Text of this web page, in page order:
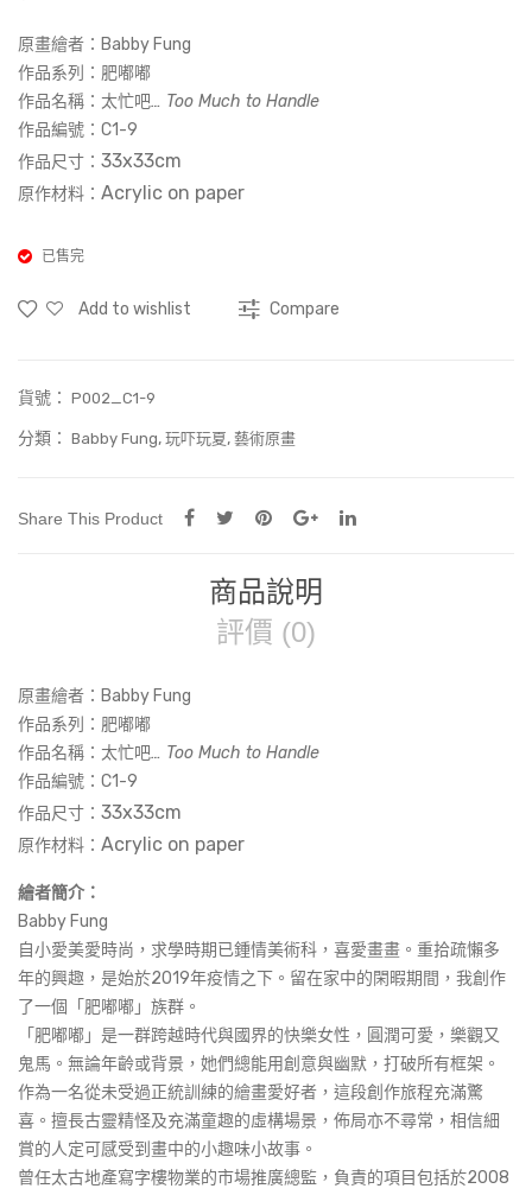
原畫繪者：Babby Fung
作品系列：肥嘟嘟
作品名稱： 太忙吧… Too Much to Handle
作品編號： C1-9
作品尺寸： 33x33cm
原作材料： Acrylic on paper
已售完
Add to wishlist Compare
貨號： P002_C1-9
分類： Babby Fung, 玩吓玩夏, 藝術原畫
Share This Product
商品說明
評價 (0)
原畫繪者：Babby Fung
作品系列：肥嘟嘟
作品名稱： 太忙吧… Too Much to Handle
作品編號： C1-9
作品尺寸： 33x33cm
原作材料： Acrylic on paper
繪者簡介：
Babby Fung
自小愛美愛時尚，求學時期已鍾情美術科，喜愛畫畫。重拾疏懶多
年的興趣，是始於2019年疫情之下。留在家中的閑暇期間，我創作
了一個「肥嘟嘟」族群。
「肥嘟嘟」是一群跨越時代與國界的快樂女性，圓潤可愛，樂觀又
鬼馬。無論年齡或背景，她們總能用創意與幽默，打破所有框架。
作為一名從未受過正統訓練的繪畫愛好者，這段創作旅程充滿驚
喜。擅長古靈精怪及充滿童趣的虛構場景，佈局亦不尋常，相信細
賞的人定可感受到畫中的小趣味小故事。
曾任太古地產寫字樓物業的市場推廣總監，負責的項目包括於2008